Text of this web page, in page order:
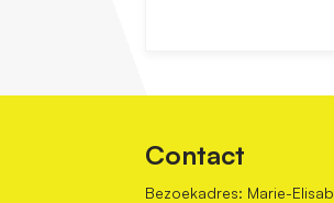
Contact
Bezoekadres: Marie-